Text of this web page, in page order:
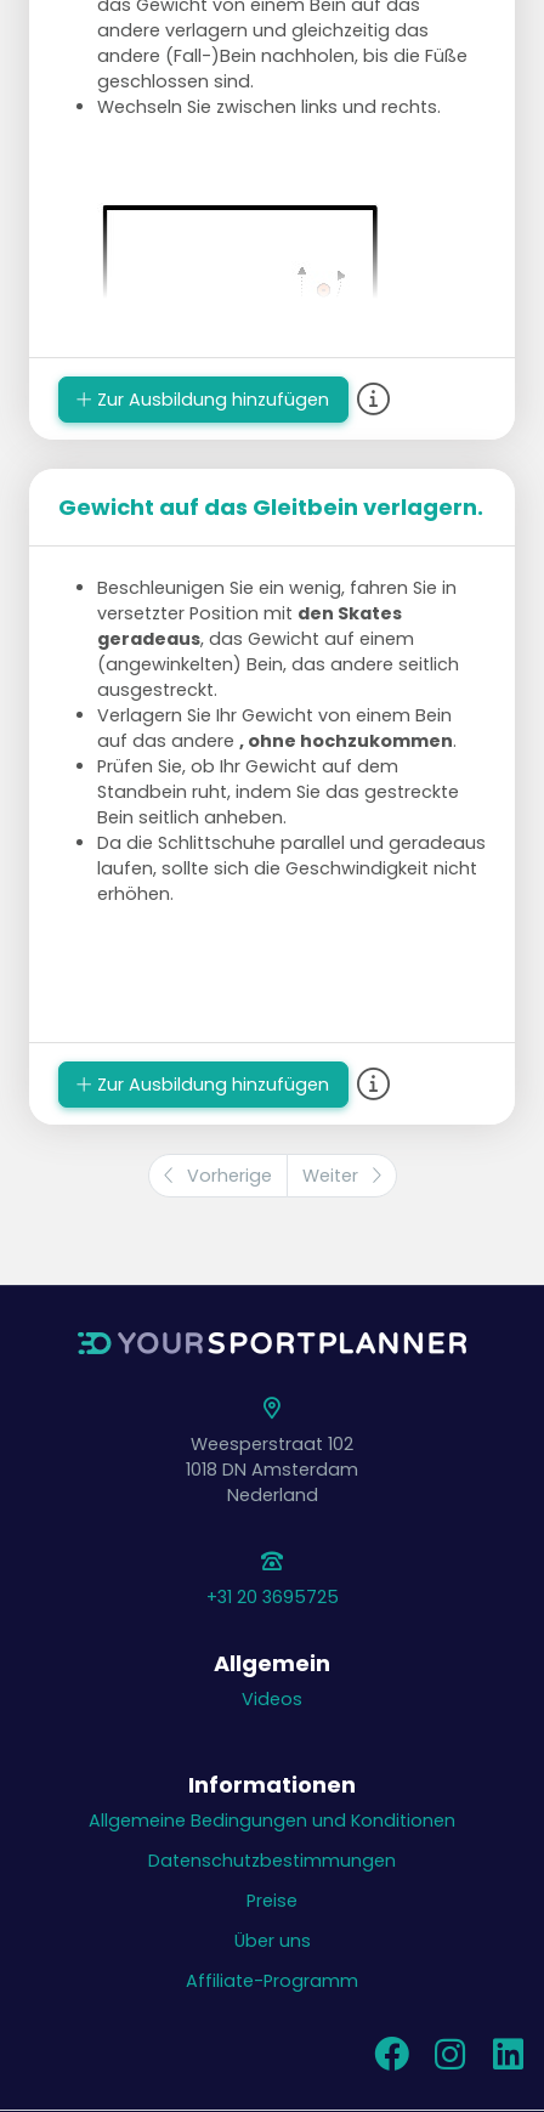
das Gewicht von einem Bein auf das
andere verlagern und gleichzeitig das
andere (Fall-)Bein nachholen, bis die Füße
geschlossen sind.
Wechseln Sie zwischen links und rechts.
Zur Ausbildung hinzufügen
Gewicht auf das Gleitbein verlagern.
Beschleunigen Sie ein wenig, fahren Sie in
versetzter Position mit den Skates
geradeaus, das Gewicht auf einem
(angewinkelten) Bein, das andere seitlich
ausgestreckt.
Verlagern Sie Ihr Gewicht von einem Bein
auf das andere , ohne hochzukommen.
Prüfen Sie, ob Ihr Gewicht auf dem
Standbein ruht, indem Sie das gestreckte
Bein seitlich anheben.
Da die Schlittschuhe parallel und geradeaus
laufen, sollte sich die Geschwindigkeit nicht
erhöhen.
Zur Ausbildung hinzufügen
Vorherige Weiter
Weesperstraat 102
1018 DN Amsterdam
Nederland
+31 20 3695725
Allgemein
Videos
Informationen
Allgemeine Bedingungen und Konditionen
Datenschutzbestimmungen
Preise
Über uns
Affiliate-Programm